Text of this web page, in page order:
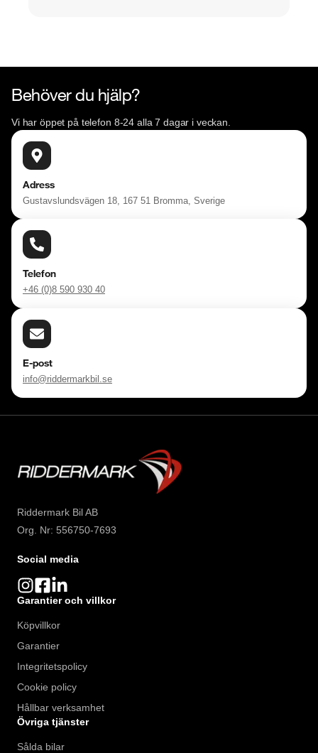
Behöver du hjälp?
Vi har öppet på telefon 8-24 alla 7 dagar i veckan.
Adress
Gustavslundsvägen 18, 167 51 Bromma, Sverige
Telefon
+46 (0)8 590 930 40
E-post
info@riddermarkbil.se
Riddermark Bil AB
Org. Nr: 556750-7693
Social media
Garantier och villkor
Köpvillkor
Garantier
Integritetspolicy
Cookie policy
Hållbar verksamhet
Övriga tjänster
Sålda bilar